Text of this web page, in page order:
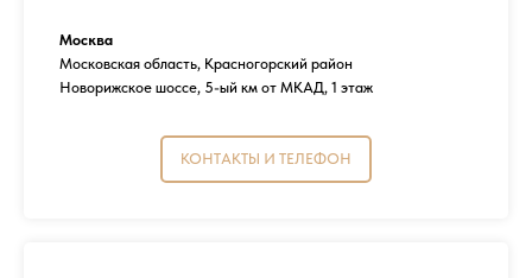
Москва
Московская область, Красногорский район
Новорижское шоссе, 5-ый км от МКАД, 1 этаж
КОНТАКТЫ И ТЕЛЕФОН